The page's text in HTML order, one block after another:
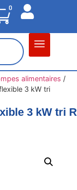
0
alimentaires /
3 kW tri
3 kW tri